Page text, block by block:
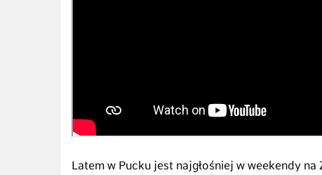
Latem w Pucku jest najgłośniej w weekendy